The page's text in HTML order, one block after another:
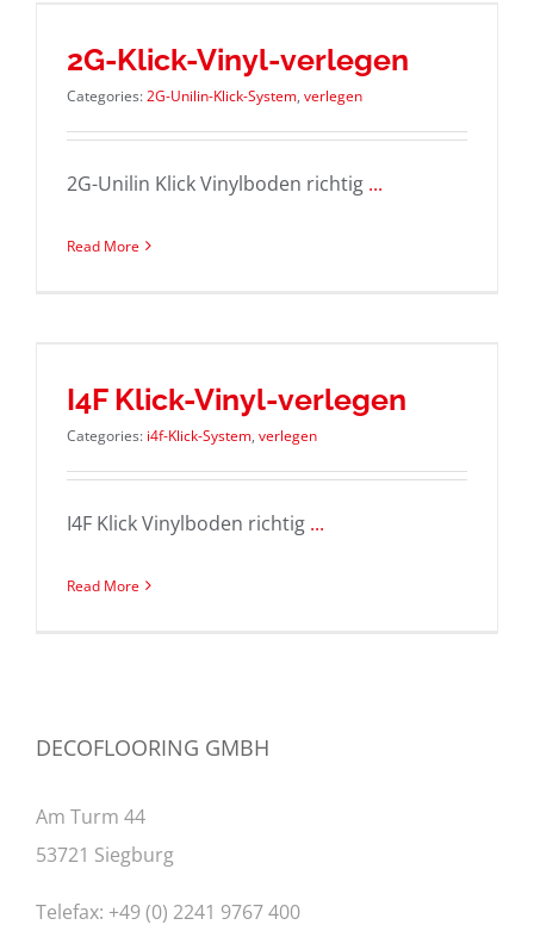
2G-Klick-Vinyl-verlegen
Categories:2G-Unilin-Klick-System, verlegen
2G-Unilin Klick Vinylboden richtig...
Read More
I4F Klick-Vinyl-verlegen
Categories: i4f-Klick-System, verlegen
I4F Klick Vinylboden richtig...
Read More
DECOFLOORING GMBH
Am Turm 44
53721 Siegburg
Telefax: +49 (0) 2241 9767 400